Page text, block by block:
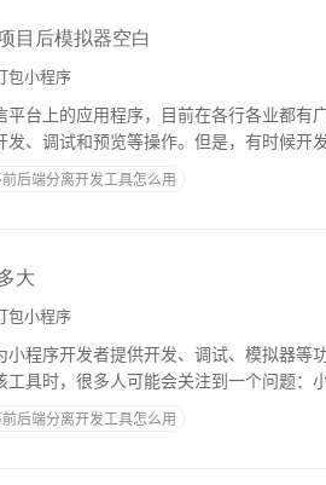
目后模拟器空白
包小程序
台上的应用程序，目前在各行各业都有
、调试和预览等操作。但是，有时候开
家分析一下可能的原因和解决方法。1.检
后端分离开发工具怎么用
大
包小程序
小程序开发者提供开发、调试、模拟器等
具时，很多人可能会关注到一个问题：
知识：一、设备像素与逻辑像素在回答小程
后端分离开发工具怎么用